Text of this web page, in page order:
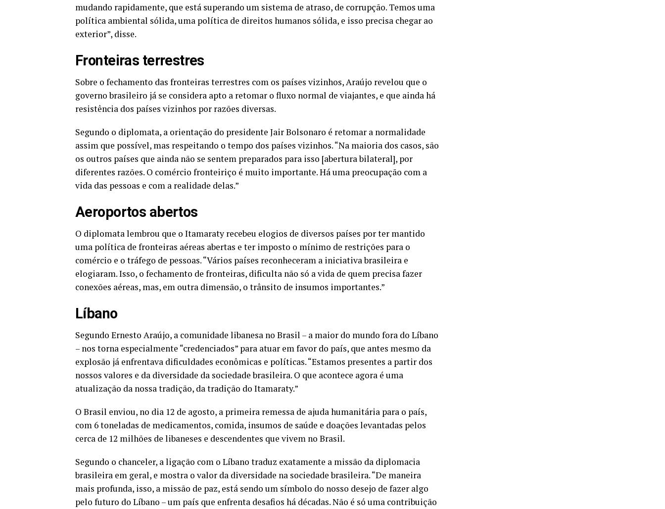
mudando rapidamente, que está superando um sistema de atraso, de corrupção. Temos uma
política ambiental sólida, uma política de direitos humanos sólida, e isso precisa chegar ao
exterior”, disse.
Fronteiras terrestres
Sobre o fechamento das fronteiras terrestres com os países vizinhos, Araújo revelou que o
governo brasileiro já se considera apto a retomar o fluxo normal de viajantes, e que ainda há
resistência dos países vizinhos por razões diversas.
Segundo o diplomata, a orientação do presidente Jair Bolsonaro é retomar a normalidade
assim que possível, mas respeitando o tempo dos países vizinhos. “Na maioria dos casos, são
os outros países que ainda não se sentem preparados para isso [abertura bilateral], por
diferentes razões. O comércio fronteiriço é muito importante. Há uma preocupação com a
vida das pessoas e com a realidade delas.”
Aeroportos abertos
O diplomata lembrou que o Itamaraty recebeu elogios de diversos países por ter mantido
uma política de fronteiras aéreas abertas e ter imposto o mínimo de restrições para o
comércio e o tráfego de pessoas. “Vários países reconheceram a iniciativa brasileira e
elogiaram. Isso, o fechamento de fronteiras, dificulta não só a vida de quem precisa fazer
conexões aéreas, mas, em outra dimensão, o trânsito de insumos importantes.”
Líbano
Segundo Ernesto Araújo, a comunidade libanesa no Brasil – a maior do mundo fora do Líbano
– nos torna especialmente “credenciados” para atuar em favor do país, que antes mesmo da
explosão já enfrentava dificuldades econômicas e políticas. “Estamos presentes a partir dos
nossos valores e da diversidade da sociedade brasileira. O que acontece agora é uma
atualização da nossa tradição, da tradição do Itamaraty.”
O Brasil enviou, no dia 12 de agosto, a primeira remessa de ajuda humanitária para o país,
com 6 toneladas de medicamentos, comida, insumos de saúde e doações levantadas pelos
cerca de 12 milhões de libaneses e descendentes que vivem no Brasil.
Segundo o chanceler, a ligação com o Líbano traduz exatamente a missão da diplomacia
brasileira em geral, e mostra o valor da diversidade na sociedade brasileira. “De maneira
mais profunda, isso, a missão de paz, está sendo um símbolo do nosso desejo de fazer algo
pelo futuro do Líbano – um país que enfrenta desafios há décadas. Não é só uma contribuição